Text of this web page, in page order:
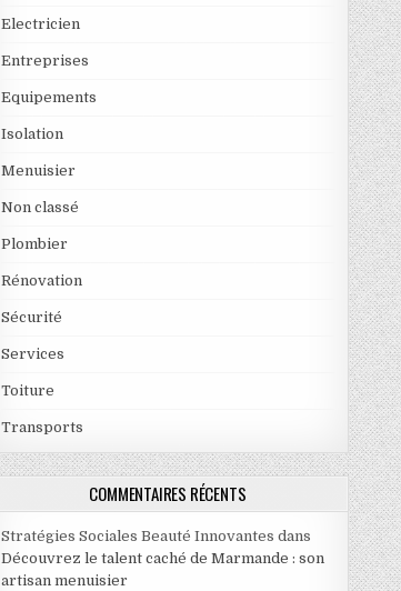
Electricien
Entreprises
Equipements
Isolation
Menuisier
Non classé
Plombier
Rénovation
Sécurité
Services
Toiture
Transports
COMMENTAIRES RÉCENTS
Stratégies Sociales Beauté Innovantes dans
Découvrez le talent caché de Marmande : son
artisan menuisier